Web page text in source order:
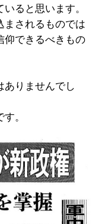
ると思います。
まされるものでは
仰できるべきもの
りませんでし
。